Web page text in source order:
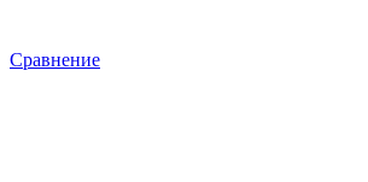
Сравнение